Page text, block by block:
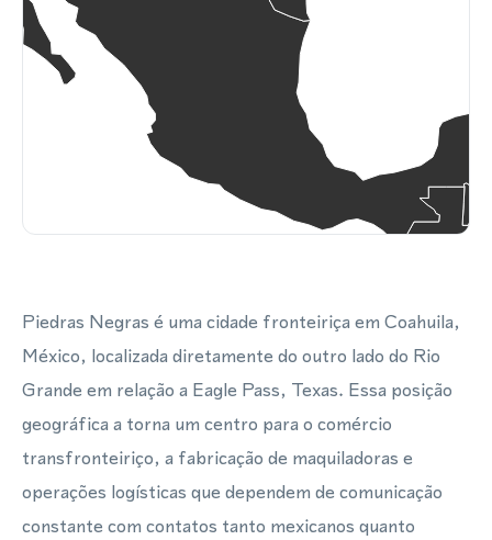
Piedras Negras é uma cidade fronteiriça em Coahuila,
México, localizada diretamente do outro lado do Rio
Grande em relação a Eagle Pass, Texas. Essa posição
geográfica a torna um centro para o comércio
transfronteiriço, a fabricação de maquiladoras e
operações logísticas que dependem de comunicação
constante com contatos tanto mexicanos quanto